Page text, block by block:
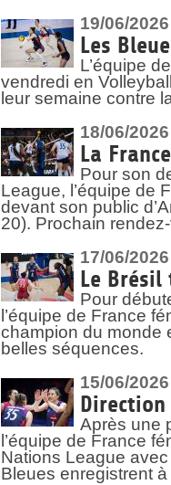
19/06/2026
Les
L’équipe
vendredi en
leur semaine contre
18/06/2026
La
Pour son
League, l’équipe de
devant son public
20). Prochain
17/06/2026
Le
Pour
l’équipe de France
champion du monde
belles séquences.
15/06/2026
Après une
l’équipe de France
Nations League
Bleues enregistrent